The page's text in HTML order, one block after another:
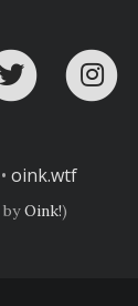
conTwitter
• oink.wtf
Oink!)